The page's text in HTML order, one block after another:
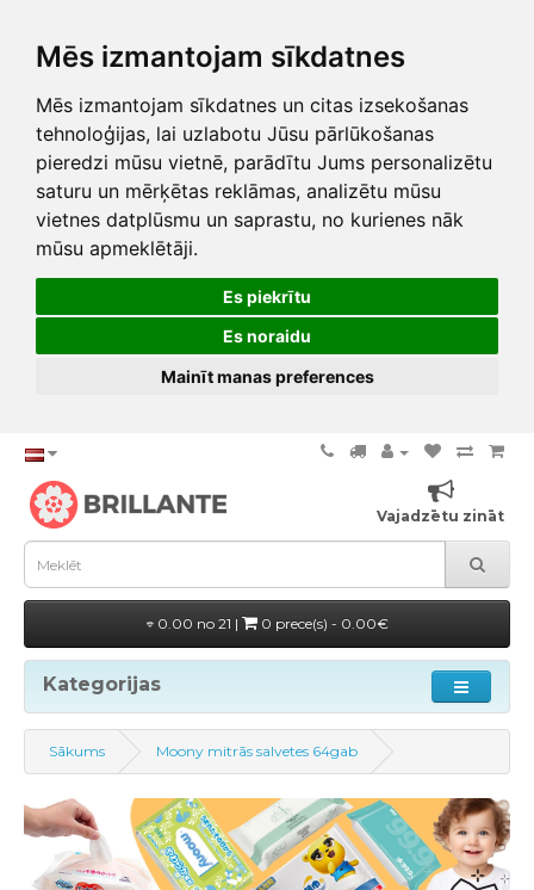
Mēs izmantojam sīkdatnes
Mēs izmantojam sīkdatnes un citas izsekošanas
tehnoloģijas, lai uzlabotu Jūsu pārlūkošanas
pieredzi mūsu vietnē, parādītu Jums personalizētu
saturu un mērķētas reklāmas, analizētu mūsu
vietnes datplūsmu un saprastu, no kurienes nāk
mūsu apmeklētāji.
Es piekrītu
Es noraidu
Mainīt manas preferences
Vajadzētu zināt
0.00 no 21 | 0 prece(s) - 0.00€
Kategorijas
Sākums Moony mitrās salvetes 64gab